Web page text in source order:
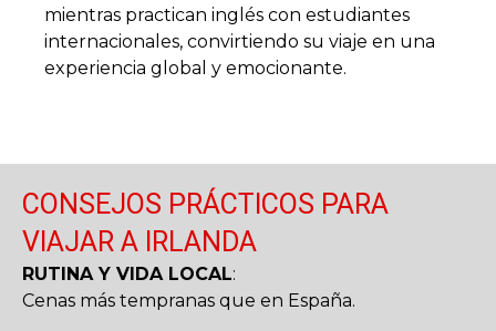
mientras practican inglés con estudiantes
internacionales, convirtiendo su viaje en una
experiencia global y emocionante.
CONSEJOS PRÁCTICOS PARA
VIAJAR A IRLANDA
RUTINA Y VIDA LOCAL:
Cenas más tempranas que en España.